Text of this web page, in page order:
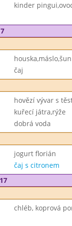
kinder
čaj
hovězí vývar s
kuřecí játra,rýže
dobrá voda
jogurt florián
čaj s citronem
chléb, koprová